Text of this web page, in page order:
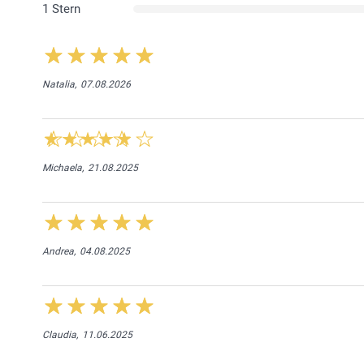
1 Stern
Natalia, 07.08.2026
Michaela, 21.08.2025
Andrea, 04.08.2025
Claudia, 11.06.2025